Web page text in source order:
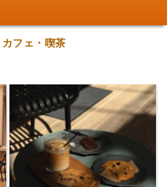
カフェ・喫茶